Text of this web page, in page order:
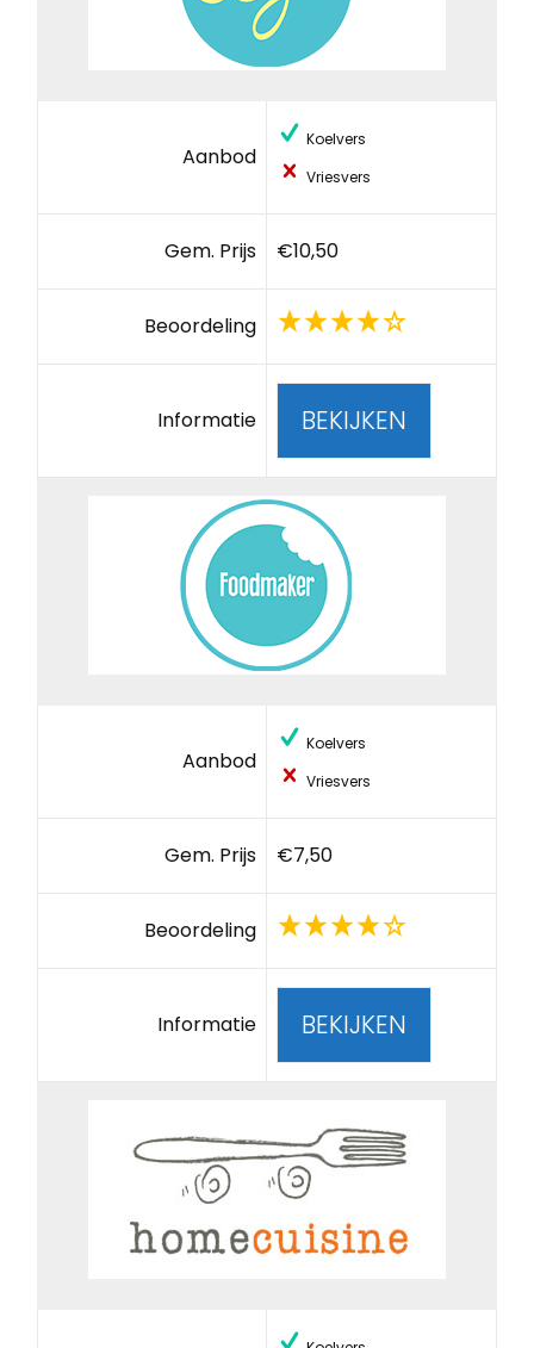
Aanbod
Koelvers
Vriesvers
Gem. Prijs €10,50
Beoordeling
Informatie BEKIJKEN
Aanbod
Koelvers
Vriesvers
Gem. Prijs €7,50
Beoordeling
Informatie BEKIJKEN